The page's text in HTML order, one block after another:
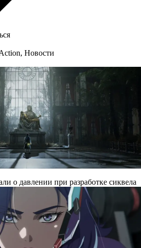
, Новости
о давлении при разработке сиквела